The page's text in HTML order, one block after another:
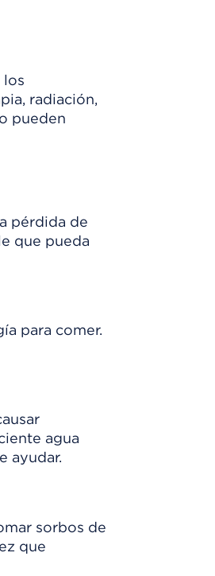
los
radiación,
pueden
pérdida de
que pueda
para comer.
agua
ayudar.
sorbos de
que